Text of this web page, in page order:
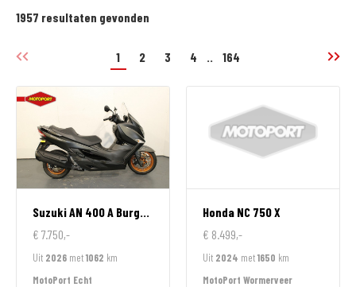
1957 resultaten gevonden
1 2 3 4 .. 164
SuzukiAN 400 A Burgman
€ 7.750,-
Uit 2026 met1062 km
MotoPort Echt
Honda NC 750 X
€ 8.499,-
Uit 2024 met1650 km
MotoPort Wormerveer